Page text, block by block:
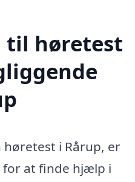
til høretest
høretest i Rårup, er
at finde hjælp i